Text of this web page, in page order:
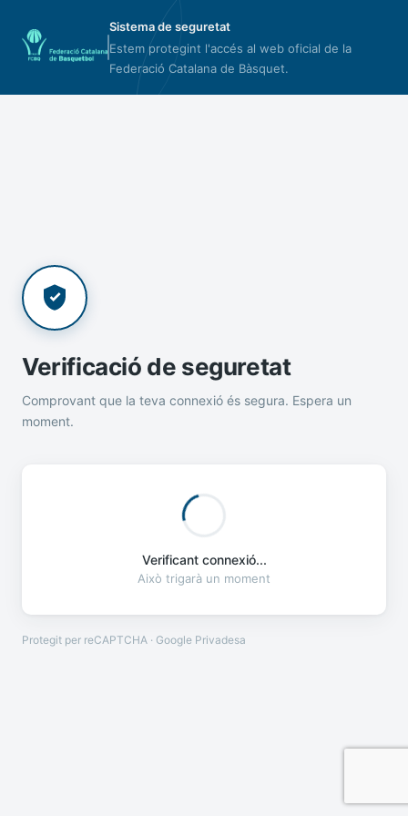
Sistema de seguretat
Estem protegint l'accés al web oficial de la
Federació Catalana de Bàsquet.
Verificació de seguretat
Comprovant que la teva connexió és segura. Espera un
moment.
Verificant connexió...
Això trigarà un moment
Protegit per reCAPTCHA · Google Privadesa